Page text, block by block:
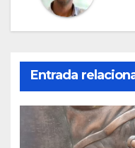
Entrada